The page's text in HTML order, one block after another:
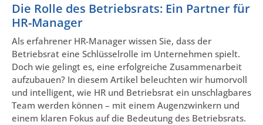
Die Rolle des Betriebsrats: Ein Partner für
HR-Manager
Als erfahrener HR-Manager wissen Sie, dass der
Betriebsrat eine Schlüsselrolle im Unternehmen spielt.
Doch wie gelingt es, eine erfolgreiche Zusammenarbeit
aufzubauen? In diesem Artikel beleuchten wir humorvoll
und intelligent, wie HR und Betriebsrat ein unschlagbares
Team werden können – mit einem Augenzwinkern und
einem klaren Fokus auf die Bedeutung des Betriebsrats.